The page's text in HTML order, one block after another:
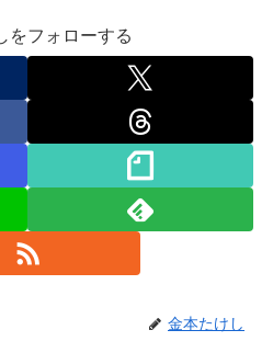
をフォローする
金本たけし